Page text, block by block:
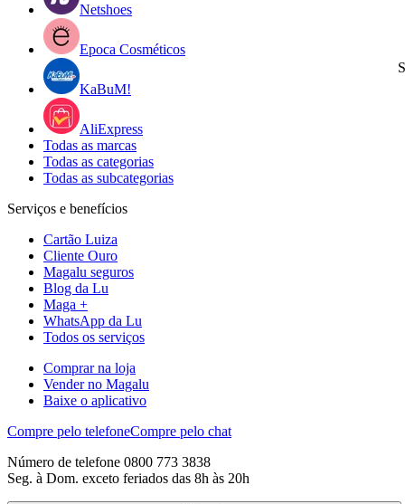
Netshoes
Epoca Cosméticos
KaBuM!
AliExpress
Todas as marcas
Todas as categorias
Todas as subcategorias
Serviços e benefícios
Cartão Luiza
Cliente Ouro
Magalu seguros
Blog da Lu
Maga +
WhatsApp da Lu
Todos os serviços
Comprar na loja
Vender no Magalu
Baixe o aplicativo
Compre pelo telefoneCompre pelo chat
Número de telefone 0800 773 3838
Seg. à Dom. exceto feriados das 8h às 20h